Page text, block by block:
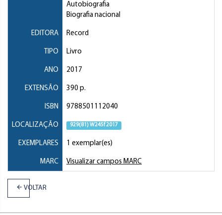
Autobiografia
Biografia nacional
EDITORA Record
TIPO Livro
ANO 2017
EXTENSÃO 390 p.
ISBN 9788501112040
LOCALIZAÇÃO 929(81) W245f 2017
EXEMPLARES 1 exemplar(es)
MARC Visualizar campos MARC
VOLTAR